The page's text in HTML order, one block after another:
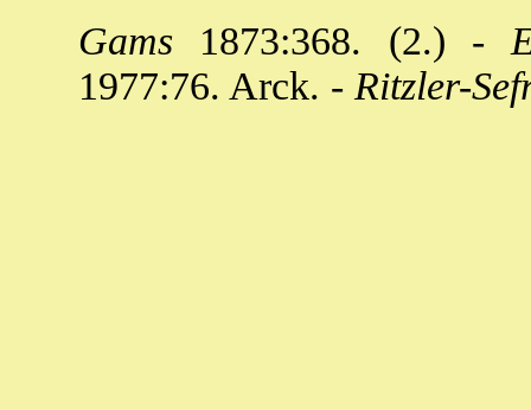
Gams 1873:368. (2.) -
1977:76. Arck. - Ritzler-